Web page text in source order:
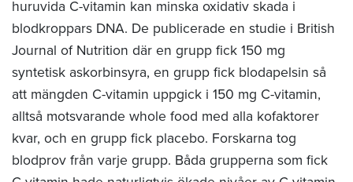
huruvida C-vitamin kan minska oxidativ skada i
blodkroppars DNA. De publicerade en studie i British
Journal of Nutrition där en grupp fick 150 mg
syntetisk askorbinsyra, en grupp fick blodapelsin så
att mängden C-vitamin uppgick i 150 mg C-vitamin,
alltså motsvarande whole food med alla kofaktorer
kvar, och en grupp fick placebo. Forskarna tog
blodprov från varje grupp. Båda grupperna som fick